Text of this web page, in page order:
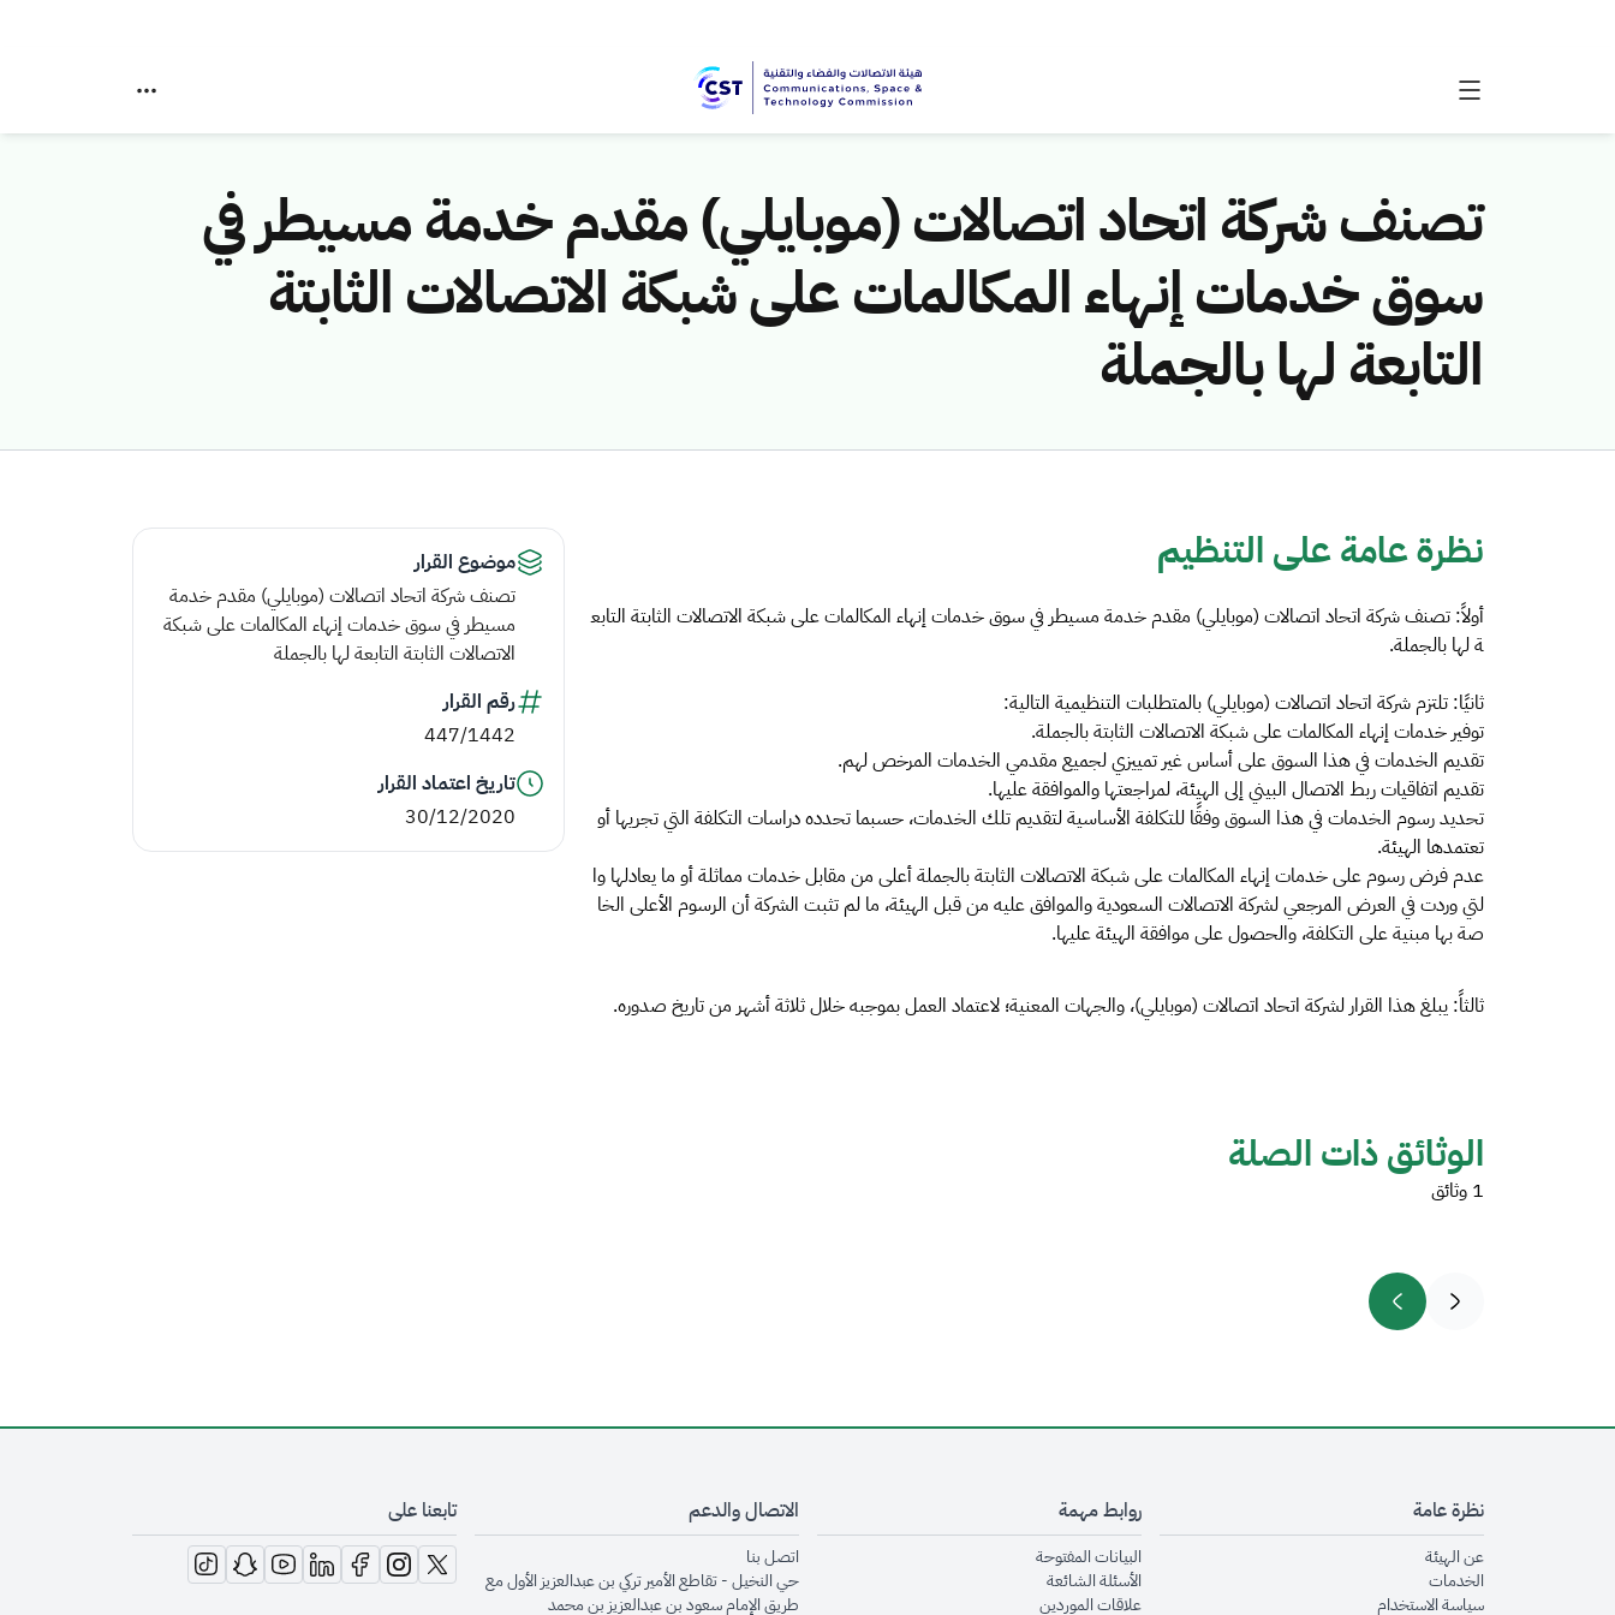
تصنف شركة اتحاد اتصالات (موبايلي) مقدم خدمة مسيطر في
سوق خدمات إنهاء المكالمات على شبكة الاتصالات الثابتة
التابعة لها بالجملة
نظرة عامة على التنظيم
أولاً: تصنف شركة اتحاد اتصالات (موبايلي) مقدم خدمة مسيطر في سوق خدمات إنهاء المكالمات على شبكة الاتصالات الثابتة التابع
ة لها بالجملة.
ثانيًا: تلتزم شركة اتحاد اتصالات (موبايلي) بالمتطلبات التنظيمية التالية:
توفير خدمات إنهاء المكالمات على شبكة الاتصالات الثابتة بالجملة.
تقديم الخدمات في هذا السوق على أساس غير تمييزي لجميع مقدمي الخدمات المرخص لهم.
تقديم اتفاقيات ربط الاتصال البيني إلى الهيئة، لمراجعتها والموافقة عليها.
تحديد رسوم الخدمات في هذا السوق وفقًا للتكلفة الأساسية لتقديم تلك الخدمات، حسبما تحدده دراسات التكلفة التي تجريها أو
تعتمدها الهيئة.
عدم فرض رسوم على خدمات إنهاء المكالمات على شبكة الاتصالات الثابتة بالجملة أعلى من مقابل خدمات مماثلة أو ما يعادلها وا
لتي وردت في العرض المرجعي لشركة الاتصالات السعودية والموافق عليه من قبل الهيئة، ما لم تثبت الشركة أن الرسوم الأعلى الخا
صة بها مبنية على التكلفة، والحصول على موافقة الهيئة عليها.
ثالثاً: يبلغ هذا القرار لشركة اتحاد اتصالات (موبايلي)، والجهات المعنية؛ لاعتماد العمل بموجبه خلال ثلاثة أشهر من تاريخ صدوره.
موضوع القرار
تصنف شركة اتحاد اتصالات (موبايلي) مقدم خدمة
مسيطر في سوق خدمات إنهاء المكالمات على شبكة
الاتصالات الثابتة التابعة لها بالجملة
رقم القرار
447/1442
تاريخ اعتماد القرار
30/12/2020
الوثائق ذات الصلة
1 وثائق
نظرة عامة
عن الهيئةopens in new window
الخدماتopens in new window
سياسة الاستخدام
روابط مهمة
البيانات المفتوحةopens in new window
الأسئلة الشائعةopens in new window
علاقات الموردينopens in new window
الاتصال والدعم
اتصل بنا
حي النخيل - تقاطع الأمير تركي بن عبدالعزيز الأول مع
طريق الإمام سعود بن عبدالعزيز بن محمد
تابعنا على
opens in new window
opens in new window
opens in new window
opens in new window
opens in new window
opens in new window
opens in new window